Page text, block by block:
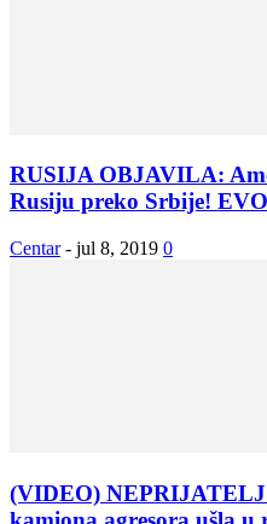
RUSIJA OBJAVILA:
Rusiju preko Srbije!
Centar - jul 8, 2019 0
(VIDEO)